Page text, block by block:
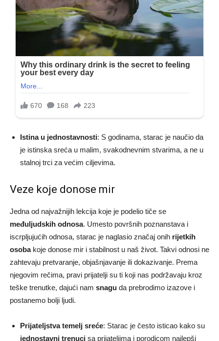
Istina u jednostavnosti: S godinama, starac je naučio da
je istinska sreća u malim, svakodnevnim stvarima, a ne u
stalnoj trci za većim ciljevima.
Veze koje donose mir
Jedna od najvažnijih lekcija koje je podelio tiče se
međuljudskih odnosa. Umesto površnih poznanstava i
iscrpljujućih odnosa, starac je naglasio značaj onih rijetkih
osobakoje donose mir i stabilnost u naš život. Takvi odnosi ne
zahtevaju pretvaranje, objašnjavanje ili dokazivanje. Prema
njegovim rečima, pravi prijatelji su ti koji nas podržavaju kroz
teške trenutke, dajući nam snagu da prebrodimo izazove i
postanemo bolji ljudi.
Prijateljstva temelj sreće: Starac je često isticao kako su
jednostavni trenuci sa prijateljima i porodicom najlepši